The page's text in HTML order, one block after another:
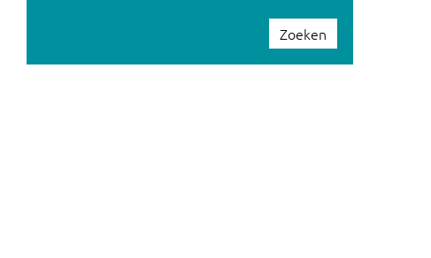
Zoeken